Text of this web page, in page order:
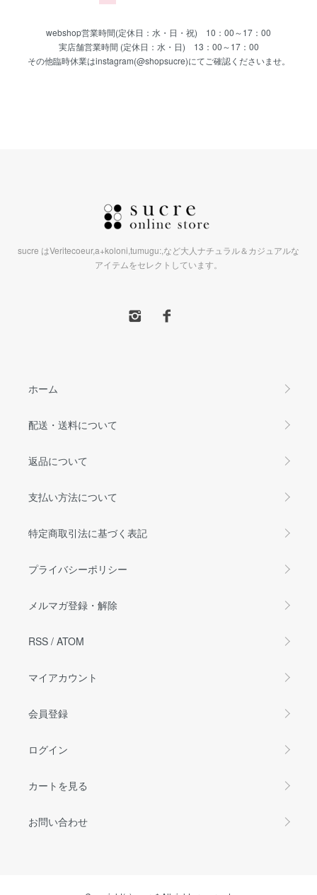
webshop営業時間(定休日：水・日・祝) 10：00～17：00
実店舗営業時間 (定休日：水・日) 13：00～17：00
その他臨時休業はinstagram(@shopsucre)にてご確認くださいませ。
sucre はVeritecoeur,a+koloni,tumugu:,など大人ナチュラル＆カジュアルな
アイテムをセレクトしています。
ホーム
配送・送料について
返品について
支払い方法について
特定商取引法に基づく表記
プライバシーポリシー
メルマガ登録・解除
RSS / ATOM
マイアカウント
会員登録
ログイン
カートを見る
お問い合わせ